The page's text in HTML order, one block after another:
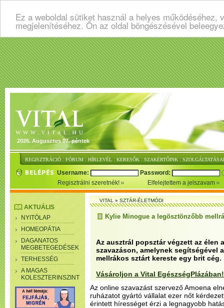
Ez a weboldal sütiket használ a helyes
megjelenítéséhez. Ön az oldal böngészésével
2026. Augusztus 07. péntek
REGISZTRÁCIÓ : FÓRUM : HÍRLEVÉL : KERESŐK : SZAKÉRTŐINK :
Username:
Password:
Regisztrálni szeretnék!
Elfelejtettem a jelszavam
AKTUÁLIS
NYITÓLAP
HOMEOPÁTIA
DAGANATOS
MEGBETEGEDÉSEK
TERHESSÉG
A MAGAS
KOLESZTERINSZINT
VITAL»SZTÁR-ÉLETMÓDI
Kylie Minogue a legösztönzőbb
Az ausztrál popsztár végzett az élen
szavazáson, amelynek segítségével
mellrákos sztárt kereste egy brit cég.
Vásároljon a Vital EgészségPlázában!
Az online szavazást szervező Amoena
ruházatot gyártó vállalat ezer nőt
érintett hírességet érzi a legnagyobb